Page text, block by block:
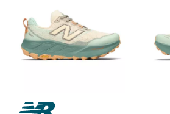
New Balance